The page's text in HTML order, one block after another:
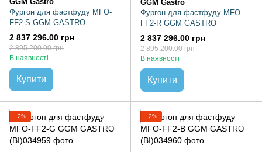
Фургон для фастфуду MFO-
FF2-S GGM GASTRO
2 837 296.00 грн
2 895 200.00 грн
В наявності
Купити
GGM Gastro
Фургон для фастфуду MFO-
FF2-R GGM GASTRO
2 837 296.00 грн
2 895 200.00 грн
В наявності
Купити
−2% −2%